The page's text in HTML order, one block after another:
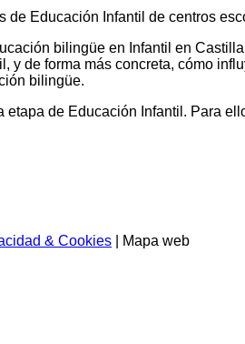
Educación Infantil de centros
bilingüe en Infantil en
de forma más concreta, cómo
bilingüe.
de Educación Infantil. Para
& Cookies | Mapa web